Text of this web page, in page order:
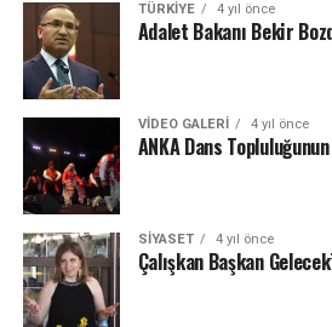
TÜRKIYE 4 yıl önce
Adalet Bakanı Bekir
VIDEO GALERI 4 yıl önce
ANKA Dans
SIYASET 4 yıl önce
Çalışkan Başkan